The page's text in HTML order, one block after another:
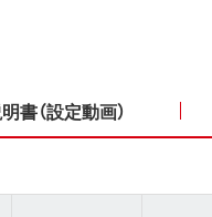
書（設定動画）